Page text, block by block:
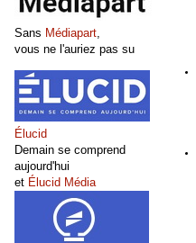
Sans Médiapart,
vous ne l'auriez pas su
Élucid
Demain se comprend
aujourd'hui
et Élucid Média